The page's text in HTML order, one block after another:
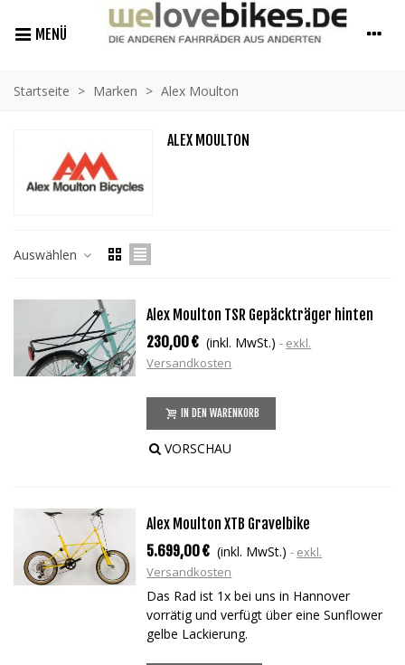
MENÜ
Startseite > Marken > Alex Moulton
ALEX MOULTON
Auswählen
Alex Moulton TSR Gepäckträger hinten
230,00 € (inkl. MwSt.)
exkl.
Versandkosten
IN DEN WARENKORB
VORSCHAU
Alex Moulton XTB Gravelbike
5.699,00 € (inkl. MwSt.)
exkl.
Versandkosten
Das Rad ist 1x bei uns in Hannover
vorrätig und verfügt über eine Sunflower
gelbe Lackierung.